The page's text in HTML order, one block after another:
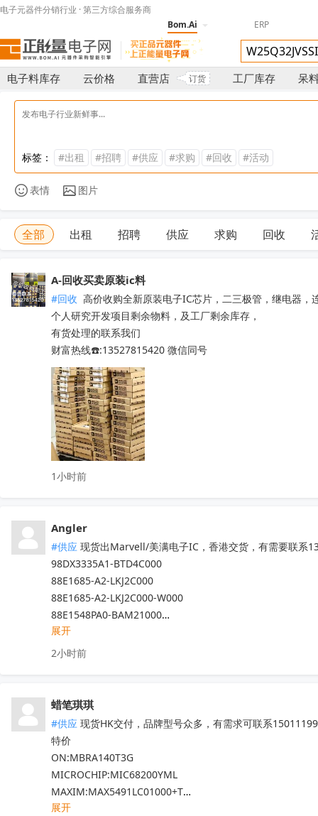
电子元器件分销行业 · 第三方综合服务商
Bom.Ai
ERP
电子料库存 云价格 直营店 订货 工厂库存 呆
标签： #出租 #招聘 #供应 #求购 #回收 #活动
表情 图片
全部 出租 招聘 供应 求购 回收
A-回收买卖原装ic料
#回收 高价收购全新原装电子IC芯片，二三极管，继电器，
个人研究开发项目剩余物料，及工厂剩余库存，
有货处理的联系我们
财富热线☎️:13527815420 微信同号
1小时前
Angler
#供应 现货出Marvell/美满电子IC，香港交货，有需要联系
98DX3335A1-BTD4C000
88E1685-A2-LKJ2C000
88E1685-A2-LKJ2C000-W000
88E1548PA0-BAM21000
……
专营Marvell十八年，300+库存料号，其它Marvell的料发料
展开
2小时前
蜡笔琪琪
#供应 现货HK交付，品牌型号众多，有需求可联系
特价
ON:MBRA140T3G
MICROCHIP:MIC68200YML
MAXIM:MAX5491LC01000+T
ADI:ADP7182AUJZ-R7
展开